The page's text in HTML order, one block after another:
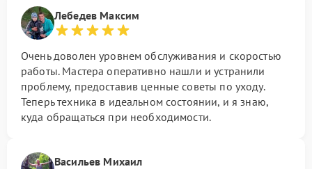
Лебедев Максим
Очень доволен уровнем обслуживания и скоростью
работы. Мастера оперативно нашли и устранили
проблему, предоставив ценные советы по уходу.
Теперь техника в идеальном состоянии, и я знаю,
куда обращаться при необходимости.
Васильев Михаил